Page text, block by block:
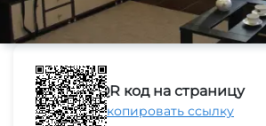
QR код на страницу
Скопировать ссылку